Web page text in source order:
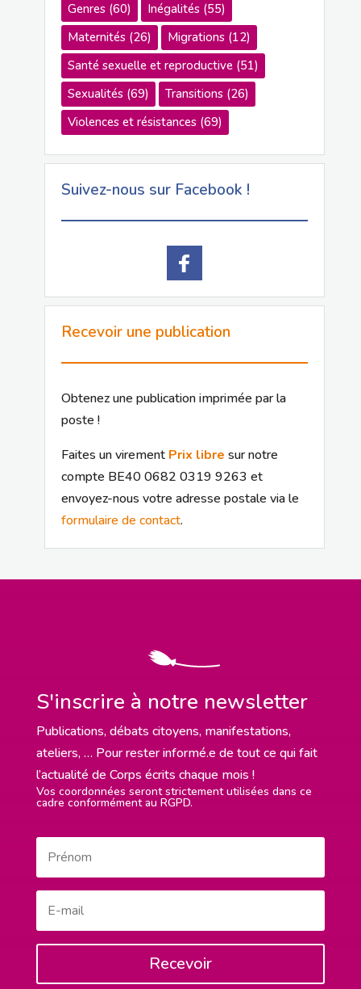
Genres(60) Inégalités(55)
Maternités(26) Migrations(12)
Santé sexuelle et reproductive(51)
Sexualités(69) Transitions(26)
Violences et résistances(69)
Suivez-nous sur Facebook !
Recevoir une publication
Obtenez une publication imprimée par la
poste !
Faites un virement Prix libre sur notre
compte BE40 0682 0319 9263 et
envoyez-nous votre adresse postale via le
formulaire de contact.
S'inscrire à notre newsletter
Publications, débats citoyens, manifestations,
ateliers, … Pour rester informé.e de tout ce qui fait
l’actualité de Corps écrits chaque mois !
Vos coordonnées seront strictement utilisées dans ce
cadre conformément au RGPD.
Recevoir